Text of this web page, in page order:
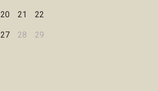
20 21 22
27 28 29